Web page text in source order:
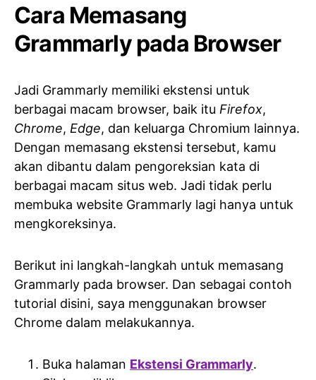
Cara Memasang
Grammarly pada Browser
Jadi Grammarly memiliki ekstensi untuk
berbagai macam browser, baik itu Firefox,
Chrome, Edge, dan keluarga Chromium lainnya.
Dengan memasang ekstensi tersebut, kamu
akan dibantu dalam pengoreksian kata di
berbagai macam situs web. Jadi tidak perlu
membuka website Grammarly lagi hanya untuk
mengkoreksinya.
Berikut ini langkah-langkah untuk memasang
Grammarly pada browser. Dan sebagai contoh
tutorial disini, saya menggunakan browser
Chrome dalam melakukannya.
Buka halaman Ekstensi Grammarly.